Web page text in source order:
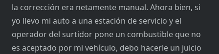
la corrección era netamente manual. Ahora bien, si
yo llevo mi auto a una estación de servicio y el
operador del surtidor pone un combustible que no
es aceptado por mi vehículo, debo hacerle un juicio